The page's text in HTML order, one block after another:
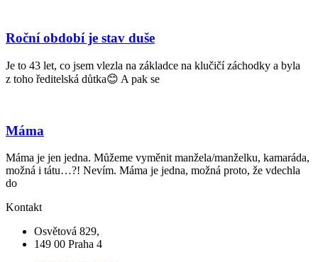
Roční období je stav duše
Je to 43 let, co jsem vlezla na základce na klučičí záchodky a byla
z toho ředitelská důtka😊 A pak se
Máma
Máma je jen jedna. Můžeme vyměnit manžela/manželku, kamaráda,
možná i tátu…?! Nevím. Máma je jedna, možná proto, že vdechla
do
Kontakt
Osvětová 829,
149 00 Praha 4